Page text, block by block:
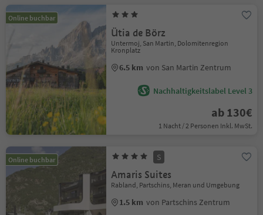
Online buchbar
Ütia de Börz
Untermoj, San Martin, Dolomitenregion
Kronplatz
6.5 km von San Martin Zentrum
Nachhaltigkeitslabel Level 3
ab 130€
1 Nacht / 2 Personen Inkl. MwSt.
Online buchbar S
Amaris Suites
Rabland, Partschins, Meran und Umgebung
1.5 km von Partschins Zentrum